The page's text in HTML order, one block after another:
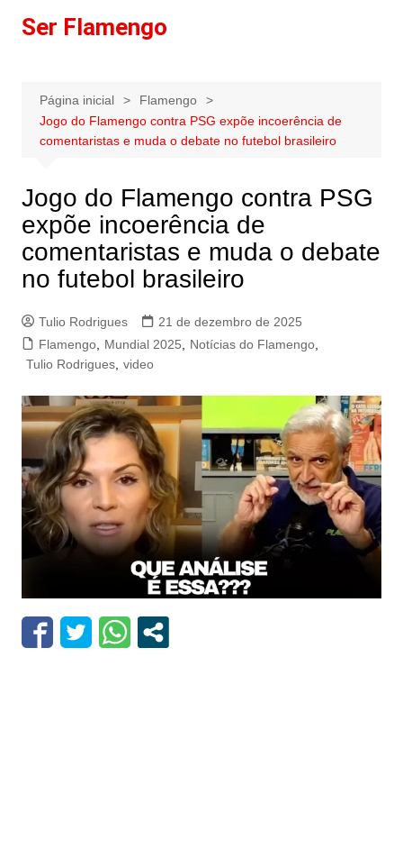
paraSer Flamengo
Página inicial
Flamengo
Jogo do Flamengo contra PSG expõe incoerência de
comentaristas e muda o debate no futebol brasileiro
Jogo do Flamengo contra PSG
expõe incoerência de
comentaristas e muda o debate
no futebol brasileiro
Tulio Rodrigues
21 de dezembro de 2025
Flamengo, Mundial 2025 Notícias do Flamengo,
Tulio Rodrigues, video